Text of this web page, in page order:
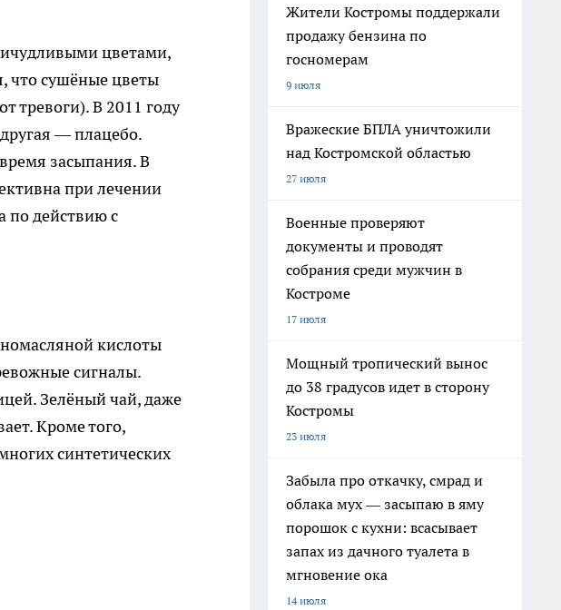
цветами,
что сушёные цветы
тревоги). В 2011 году
— плацебо.
засыпания. В
при лечении
по действию с
кислоты
сигналы.
Зелёный чай, даже
Кроме того,
синтетических
Жители Костромы поддержали
продажу бензина по
госномерам
9 июля
Вражеские БПЛА уничтожили
над Костромской областью
27 июля
Военные проверяют
документы и проводят
собрания среди мужчин в
Костроме
17 июля
Мощный тропический вынос
до 38 градусов идет в сторону
Костромы
23 июля
Забыла про откачку, смрад и
облака мух — засыпаю в яму
порошок с кухни: всасывает
запах из дачного туалета в
мгновение ока
14 июля